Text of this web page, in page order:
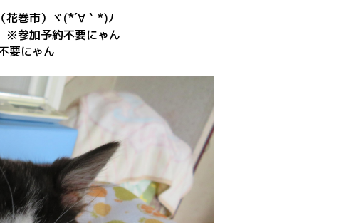
（花巻市）ヾ(*´∀｀*)ﾉ
参加予約不要にゃん
要にゃん